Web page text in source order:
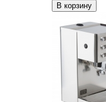
В корзину